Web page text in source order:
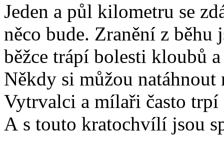
Jeden a půl kilometru se
něco bude. Zranění z běhu
běžce trápí bolesti kloubů
Někdy si můžou
Vytrvalci a mílaři často
A s touto kratochvílí jsou